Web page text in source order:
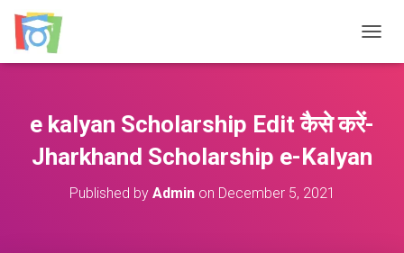
e kalyan Scholarship Edit कैसे करें-
Jharkhand Scholarship e-Kalyan
Published by Adminon December 5, 2021